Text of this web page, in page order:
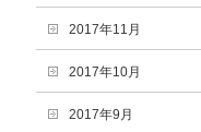
2017年11月
2017年10月
2017年9月